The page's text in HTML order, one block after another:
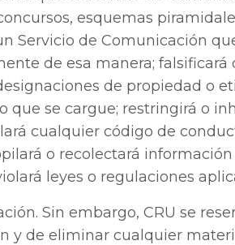
esquemas
Servicio de Comunicación
de esa manera; falsificará
de propiedad o
se cargue; restringirá o
cualquier código de
o recolectará información
leyes o regulaciones
Sin embargo, CRU se
y de eliminar cualquier